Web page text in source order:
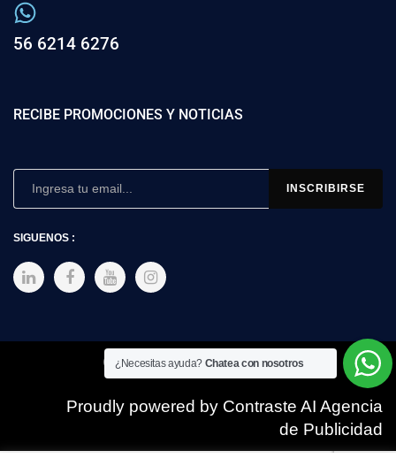
56 6214 6276
RECIBE PROMOCIONES Y NOTICIAS
SIGUENOS :
Copyright © 2025 SIMEX
Proudly powered by Contraste AI Agencia
de Publicidad
¿Necesitas ayuda? Chatea con nosotros